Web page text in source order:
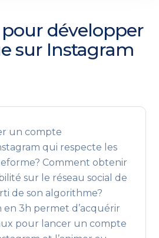
développer
sur Instagram
un compte
qui respecte les
Comment obtenir
sur le réseau social de
de son algorithme?
3h permet d’acquérir
pour lancer un compte